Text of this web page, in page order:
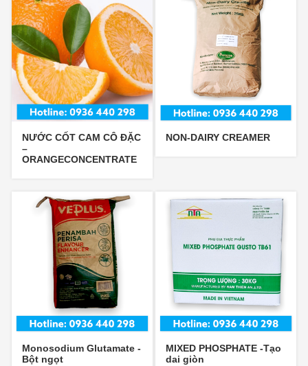
NƯỚC CỐT CAM CÔ ĐẶC
–
ORANGECONCENTRATE
NON-DAIRY CREAMER
Monosodium Glutamate -
Bột ngọt
MIXED PHOSPHATE -Tạo
dai giòn